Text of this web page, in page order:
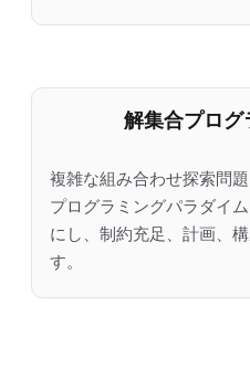
解集合プログ
複雑な組み合わせ探索問
プログラミングパラダイ
にし、制約充足、計画、
す。